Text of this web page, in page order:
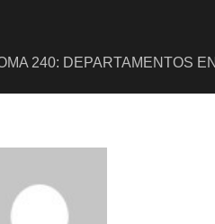
240: DEPARTAMENTOS